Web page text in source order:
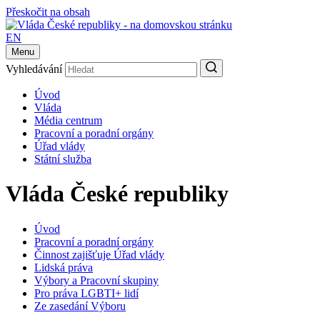
Přeskočit na obsah
EN
Menu
Vyhledávání
Úvod
Vláda
Média centrum
Pracovní a poradní orgány
Úřad vlády
Státní služba
Vláda České republiky
Úvod
Pracovní a poradní orgány
Činnost zajišťuje Úřad vlády
Lidská práva
Výbory a Pracovní skupiny
Pro práva LGBTI+ lidí
Ze zasedání Výboru